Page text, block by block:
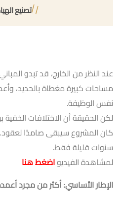
تصنيع
عند النظر من الخارج، قد تبدو
مساحات كبيرة مغطاة بالحديد،
نفس الوظيفة.
لكن الحقيقة أن الاختلافات
كان المشروع سيبقى صامدًا
سنوات قليلة فقط.
لمشاهدة الفيديواضغط هنا
الإطار الأساسي: أكثر من مجرد